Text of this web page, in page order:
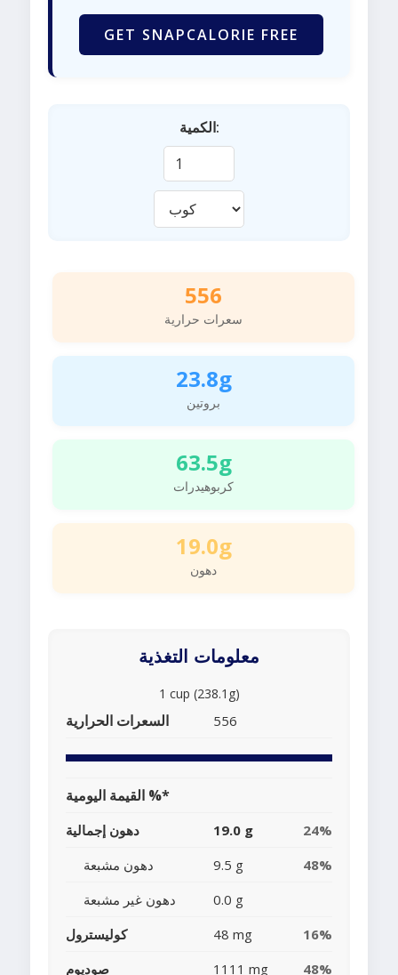
GET SNAPCALORIE FREE
الكمية:
556
سعرات حرارية
23.8g
بروتين
63.5g
كربوهيدرات
19.0g
دهون
معلومات التغذية
1 cup (238.1g)
السعرات الحرارية 556
القيمة اليومية %*
دهون إجمالية 19.0 g
24%
دهون مشبعة
9.5 g
48%
دهون غير مشبعة
0.0 g
كوليسترول
48 mg
16%
صوديوم
1111 mg 48%